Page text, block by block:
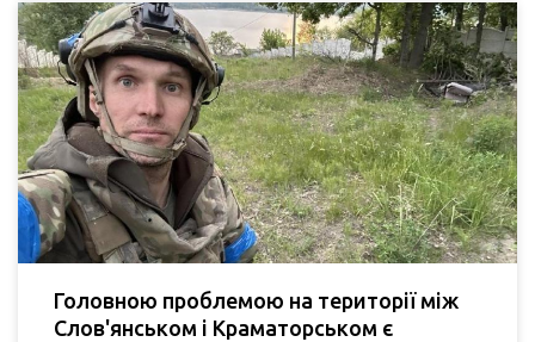
Головною проблемою на території між
Слов'янськом і Краматорськом є